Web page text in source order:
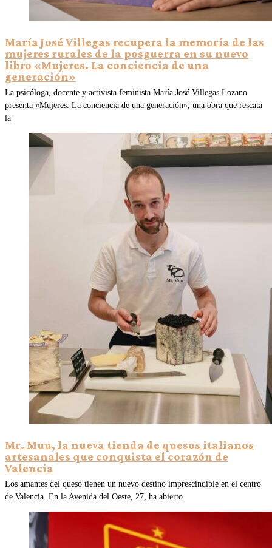
María José Villegas recupera la memoria de las
mujeres rurales de la posguerra en su nuevo
libro «Mujeres. La conciencia de una
generación»
La psicóloga, docente y activista feminista María José Villegas Lozano
presenta «Mujeres. La conciencia de una generación», una obra que rescata
la
Mr. Muu, la nueva tienda de quesos italianos
artesanales que conquista el corazón de
Valencia
Los amantes del queso tienen un nuevo destino imprescindible en el centro
de Valencia. En la Avenida del Oeste, 27, ha abierto